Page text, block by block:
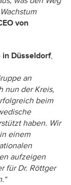
von
in Düsseldorf,
an
nun der Kreis,
beim
haben. Wir
einem
aufzeigen
für Dr. Röttger